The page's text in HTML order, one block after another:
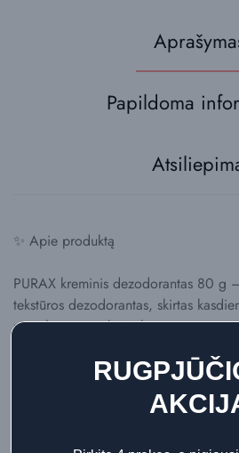
Papildoma
✨ Apie produktą
PURAX kreminis dezodorantas 80 g
tekstūros dezodorantas, skirtas
nemalonaus prakaito kvapo.
Priemonė padeda neutralizuoti
nemalonų prakaito kvapą, ir suteikia
visai dienai. Tai geras pasirinkimas